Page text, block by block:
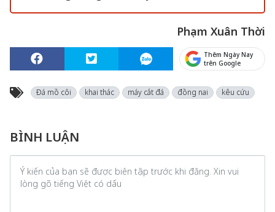
Phạm Xuân Thời
Thêm Ngày Nay
trên Google
Đá mồ côi khai thác máy cắt đá đồng nai kêu cứu
BÌNH LUẬN